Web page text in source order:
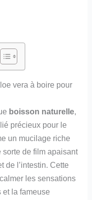
vera à boire pour
boisson naturelle,
précieux pour le
un mucilage riche
de film apaisant
de l’intestin. Cette
les sensations
et la fameuse